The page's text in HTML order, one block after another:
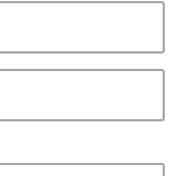
impulsan la
APTE.